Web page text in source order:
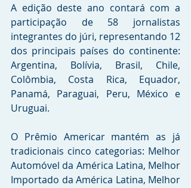
A edição deste ano contará com a
participação de 58 jornalistas
integrantes do júri, representando 12
dos principais países do continente:
Argentina, Bolívia, Brasil, Chile,
Colômbia, Costa Rica, Equador,
Panamá, Paraguai, Peru, México e
Uruguai.
O Prêmio Americar mantém as já
tradicionais cinco categorias: Melhor
Automóvel da América Latina, Melhor
Importado da América Latina, Melhor